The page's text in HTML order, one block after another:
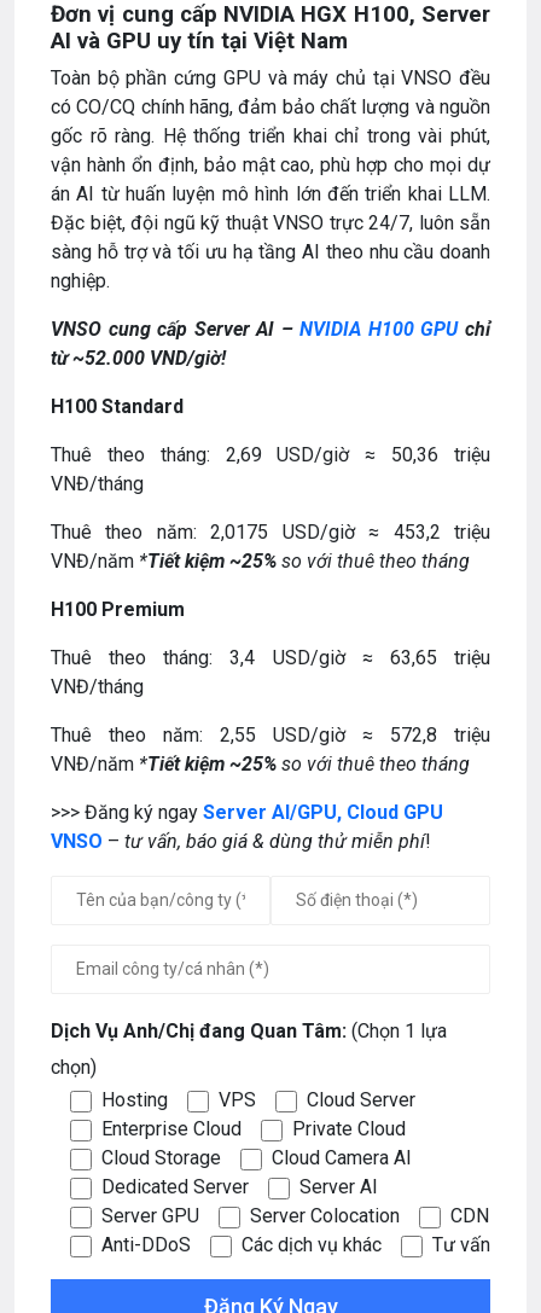
Đơn vị cung cấp NVIDIA HGX H100, Server
AI và GPU uy tín tại Việt Nam
Toàn bộ phần cứng GPU và máy chủ tại VNSO đều
có CO/CQ chính hãng, đảm bảo chất lượng và nguồn
gốc rõ ràng. Hệ thống triển khai chỉ trong vài phút,
vận hành ổn định, bảo mật cao, phù hợp cho mọi dự
án AI từ huấn luyện mô hình lớn đến triển khai LLM.
Đặc biệt, đội ngũ kỹ thuật VNSO trực 24/7, luôn sẵn
sàng hỗ trợ và tối ưu hạ tầng AI theo nhu cầu doanh
nghiệp.
VNSO cung cấp Server AI –NVIDIA H100 GPUchỉ
từ ~52.000 VND/giờ!
H100 Standard
Thuê theo tháng: 2,69 USD/giờ ≈ 50,36 triệu
VNĐ/tháng
Thuê theo năm: 2,0175 USD/giờ ≈ 453,2 triệu
VNĐ/năm *Tiết kiệm ~25% so với thuê theo tháng
H100 Premium
Thuê theo tháng: 3,4 USD/giờ ≈ 63,65 triệu
VNĐ/tháng
Thuê theo năm: 2,55 USD/giờ ≈ 572,8 triệu
VNĐ/năm *Tiết kiệm ~25% so với thuê theo tháng
>>> Đăng ký ngay Server AI/GPU, Cloud GPU
VNSO – tư vấn, báo giá & dùng thử miễn phí!
Dịch Vụ Anh/Chị đang Quan Tâm: (Chọn 1 lựa
chọn)
Hosting
VPS
Cloud Server
Enterprise Cloud
Private Cloud
Cloud Storage
Cloud Camera AI
Dedicated Server
Server AI
Server GPU
Server Colocation
CDN
Anti-DDoS
Các dịch vụ khác Tư vấn